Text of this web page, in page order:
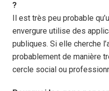
?
Il est très peu probable
envergure utilise des
publiques. Si elle cherche
probablement de manière
cercle social ou